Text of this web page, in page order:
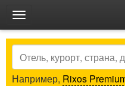
Toggle
navigation
Search
Например, Rixos